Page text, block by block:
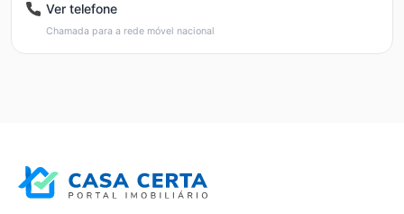
Ver telefone
Chamada para a rede móvel nacional